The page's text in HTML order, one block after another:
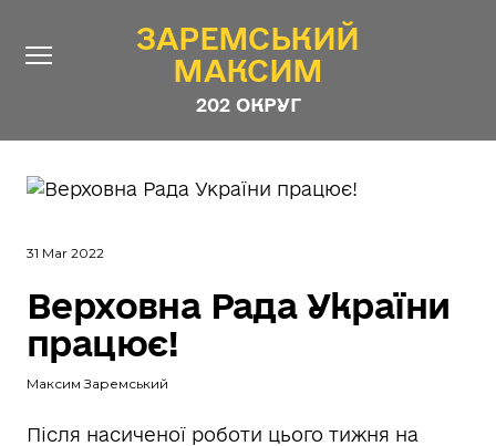
ЗАРЕМСЬКИЙ
МАКСИМ
202 ОКРУГ
ЗАРЕМСЬКИЙ
МАКСИМ
202 ОКРУГ
Контакти
Програма
Стежити за Депутатом
#ШТАБ_ЗАРЕМСЬКОГО
31 Mar 2022
Верховна Рада України
працює!
Максим Заремський
Після насиченої роботи цього тижня на